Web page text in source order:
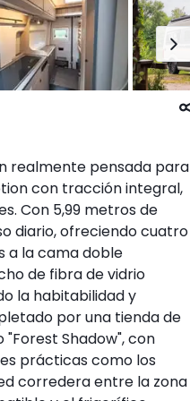
realmente pensada para
con tracción integral,
Con 5,99 metros de
diario, ofreciendo cuatro
a la cama doble
de fibra de vidrio
la habitabilidad y
por una tienda de
Shadow", con
prácticas como los
corredera entre la zona